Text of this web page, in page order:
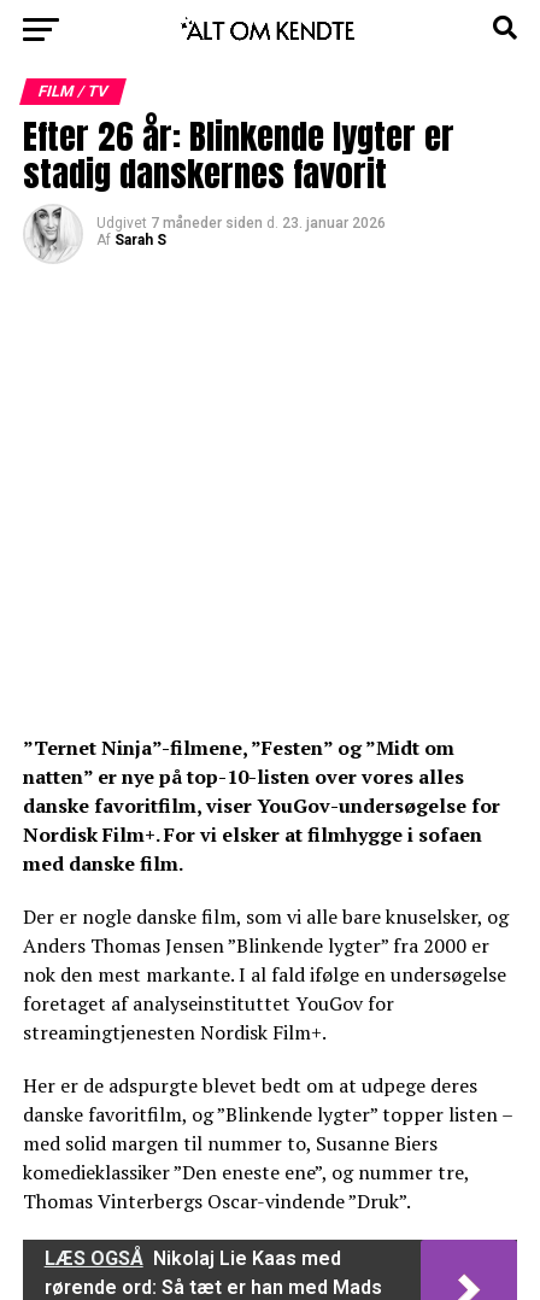
FILM / TV
Efter 26 år: Blinkende lygter er
stadig danskernes favorit
Udgivet 7 måneder siden d. 23. januar 2026
Af Sarah S
”Ternet Ninja”-filmene, ”Festen” og ”Midt om
natten” er nye på top-10-listen over vores alles
danske favoritfilm, viser YouGov-undersøgelse for
Nordisk Film+. For vi elsker at filmhygge i sofaen
med danske film.
Der er nogle danske film, som vi alle bare knuselsker, og
Anders Thomas Jensen ”Blinkende lygter” fra 2000 er
nok den mest markante. I al fald ifølge en undersøgelse
foretaget af analyseinstituttet YouGov for
streamingtjenesten Nordisk Film+.
Her er de adspurgte blevet bedt om at udpege deres
danske favoritfilm, og ”Blinkende lygter” topper listen –
med solid margen til nummer to, Susanne Biers
komedieklassiker ”Den eneste ene”, og nummer tre,
Thomas Vinterbergs Oscar-vindende ”Druk”.
LÆS OGSÅ Nikolaj Lie Kaas med
rørende ord: Så tæt er han med Mads